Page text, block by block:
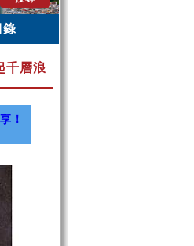
錄
千層浪
！